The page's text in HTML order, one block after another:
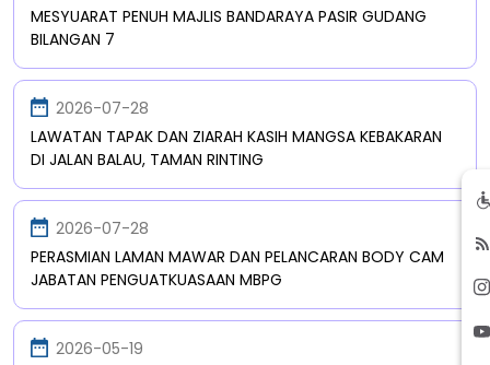
MESYUARAT PENUH MAJLIS BANDARAYA PASIR GUDANG
BILANGAN 7
2026-07-28
LAWATAN TAPAK DAN ZIARAH KASIH MANGSA KEBAKARAN
DI JALAN BALAU, TAMAN RINTING
2026-07-28
PERASMIAN LAMAN MAWAR DAN PELANCARAN BODY CAM
JABATAN PENGUATKUASAAN MBPG
2026-05-19